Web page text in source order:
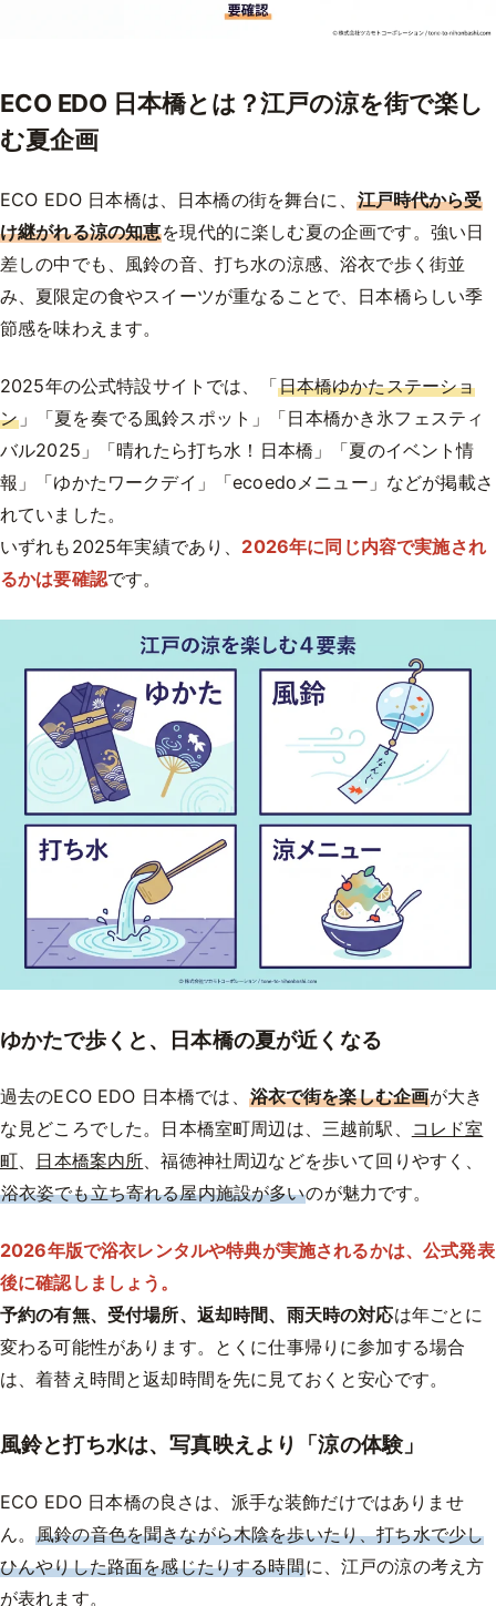
ECO EDO 日本橋とは？江戸の涼を街で楽し
む夏企画
ECO EDO 日本橋は、日本橋の街を舞台に、 江戸時代から受
け継がれる涼の知恵を現代的に楽しむ夏の企画です。強い日
差しの中でも、風鈴の音、打ち水の涼感、浴衣で歩く街並
み、夏限定の食やスイーツが重なることで、日本橋らしい季
節感を味わえます。
2025年の公式特設サイトでは、「日本橋ゆかたステーショ
ン」「夏を奏でる風鈴スポット」「日本橋かき氷フェスティ
バル2025」「晴れたら打ち水！日本橋」「夏のイベント情
報」「ゆかたワークデイ」「ecoedoメニュー」などが掲載さ
れていました。
いずれも2025年実績であり、 2026年に同じ内容で実施され
るかは要確認です。
ゆかたで歩くと、日本橋の夏が近くなる
過去のECO EDO 日本橋では、 浴衣で街を楽しむ企画が大き
な見どころでした。日本橋室町周辺は、三越前駅、
コレド室
町、 日本橋案内所、福徳神社周辺などを歩いて回りやすく、
浴衣姿でも立ち寄れる屋内施設が多いのが魅力です。
2026年版で浴衣レンタルや特典が実施されるかは、公式発表
後に確認しましょう。
予約の有無、受付場所、返却時間、雨天時の対応は年ごとに
変わる可能性があります。とくに仕事帰りに参加する場合
は、着替え時間と返却時間を先に見ておくと安心です。
風鈴と打ち水は、写真映えより「涼の体験」
ECO EDO 日本橋の良さは、派手な装飾だけではありませ
ん。風鈴の音色を聞きながら木陰を歩いたり、打ち水で少し
ひんやりした路面を感じたりする時間に、江戸の涼の考え方
が表れます。